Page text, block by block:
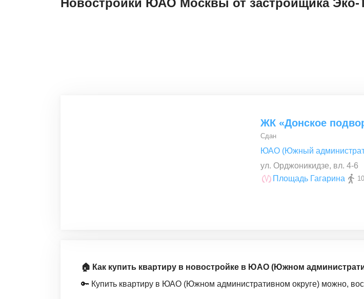
Новостройки ЮАО Москвы от застройщика Эко-
ЖК «Донское
Сдан
ЮАО (Южный
ул. Орджоникидзе, вл. 4-6
Площадь Гагарина
🏠 Как купить квартиру в новостройке в ЮАО (Южном
🔑 Купить квартиру в ЮАО (Южном административном округе) можно,